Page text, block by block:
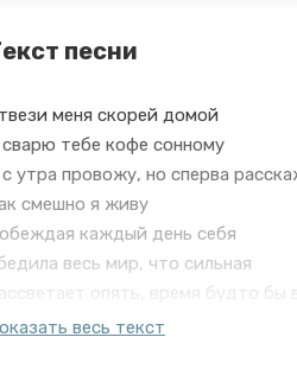
песни
меня скорей домой
тебе кофе сонному
утра провожу, но сперва
смешно я живу
каждый день себя
весь мир, что сильная
опять, время будто бы
приснись, надо спать
весь текст